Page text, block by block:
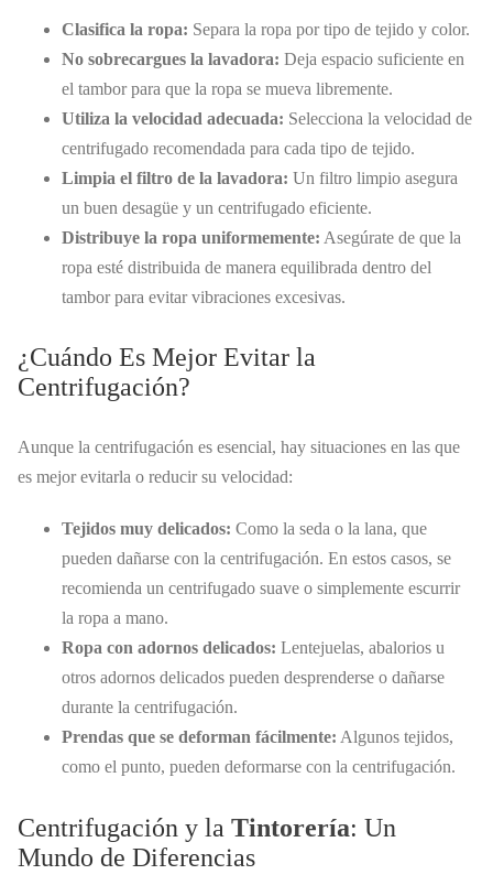
Clasifica la ropa: Separa la ropa por tipo de tejido y color.
No sobrecargues la lavadora: Deja espacio suficiente en
el tambor para que la ropa se mueva libremente.
Utiliza la velocidad adecuada: Selecciona la velocidad de
centrifugado recomendada para cada tipo de tejido.
Limpia el filtro de la lavadora: Un filtro limpio asegura
un buen desagüe y un centrifugado eficiente.
Distribuye la ropa uniformemente: Asegúrate de que la
ropa esté distribuida de manera equilibrada dentro del
tambor para evitar vibraciones excesivas.
¿Cuándo Es Mejor Evitar la
Centrifugación?
Aunque la centrifugación es esencial, hay situaciones en las que
es mejor evitarla o reducir su velocidad:
Tejidos muy delicados: Como la seda o la lana, que
pueden dañarse con la centrifugación. En estos casos, se
recomienda un centrifugado suave o simplemente escurrir
la ropa a mano.
Ropa con adornos delicados: Lentejuelas, abalorios u
otros adornos delicados pueden desprenderse o dañarse
durante la centrifugación.
Prendas que se deforman fácilmente: Algunos tejidos,
como el punto, pueden deformarse con la centrifugación.
Centrifugación y la Tintorería: Un
Mundo de Diferencias